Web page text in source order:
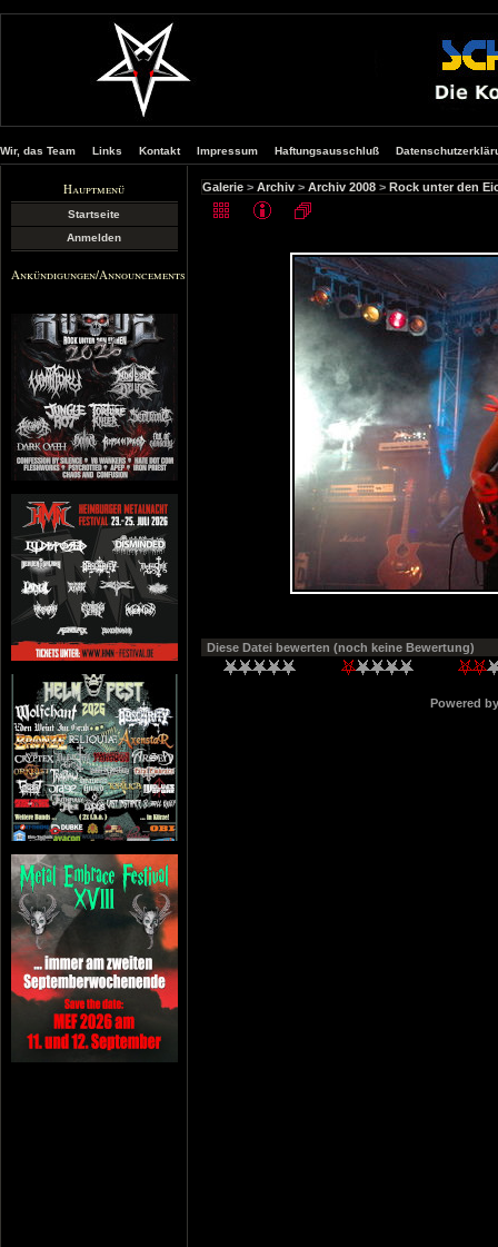
Wir, das Team Links Kontakt Impressum Haftungsausschluß
Hauptmenü
Startseite
Anmelden
Ankündigungen/Announcements
Galerie > Archiv > Archiv 2008 > Rock unter den
Diese Datei bewerten (noch keine Bewertung)
Powered